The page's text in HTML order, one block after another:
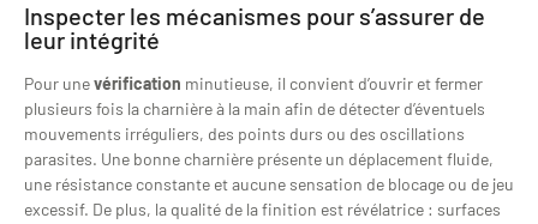
Inspecter les mécanismes pour s’assurer de
leur intégrité
Pour unevérification minutieuse, il convient d’ouvrir et fermer
plusieurs fois la charnière à la main afin de détecter d’éventuels
mouvements irréguliers, des points durs ou des oscillations
parasites. Une bonne charnière présente un déplacement fluide,
une résistance constante et aucune sensation de blocage ou de jeu
excessif. De plus, la qualité de la finition est révélatrice : surfaces